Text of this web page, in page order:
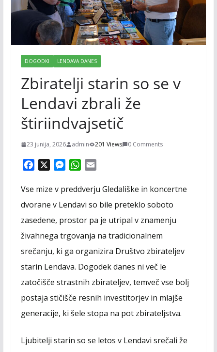
DOGODKI LENDAVA DANES
Zbiratelji starin so se v
Lendavi zbrali že
štiriindvajsetič
23 junija, 2026 admin 201 Views 0 Comments
c
o
o
k
M
s
n
g
r
W
a
A
p
a
Vse mize v preddverju Gledališke in koncertne
dvorane v Lendavi so bile preteklo soboto
zasedene, prostor pa je utripal v znamenju
živahnega trgovanja na tradicionalnem
srečanju, ki ga organizira Društvo zbirateljev
starin Lendava. Dogodek danes ni več le
zatočišče strastnih zbirateljev, temveč vse bolj
postaja stičišče resnih investitorjev in mlajše
generacije, ki šele stopa na pot zbirateljstva.
Ljubitelji starin so se letos v Lendavi srečali že